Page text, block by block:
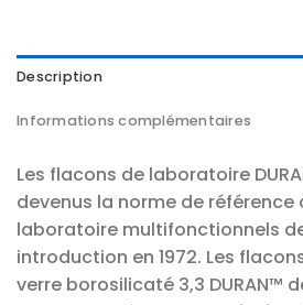
Description
Informations complémentaires
Les flacons de laboratoire
devenus la norme de
laboratoire multifonctionnels
introduction en 1972. Les
verre borosilicaté 3,3 DURAN™